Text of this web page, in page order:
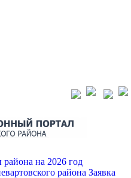
на 2026 год
района Заявка